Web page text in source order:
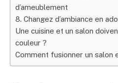
d’ameublement
8. Changez d’ambiance en
Une cuisine et un salon
couleur ?
Comment fusionner un salon